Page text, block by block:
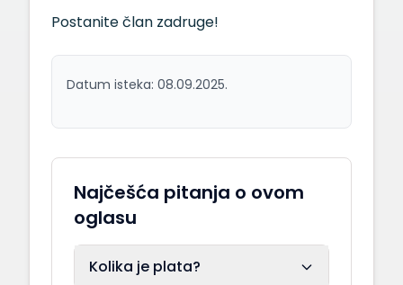
Postanite član zadruge!
Datum isteka: 08.09.2025.
Najčešća pitanja o ovom
oglasu
Kolika je plata?